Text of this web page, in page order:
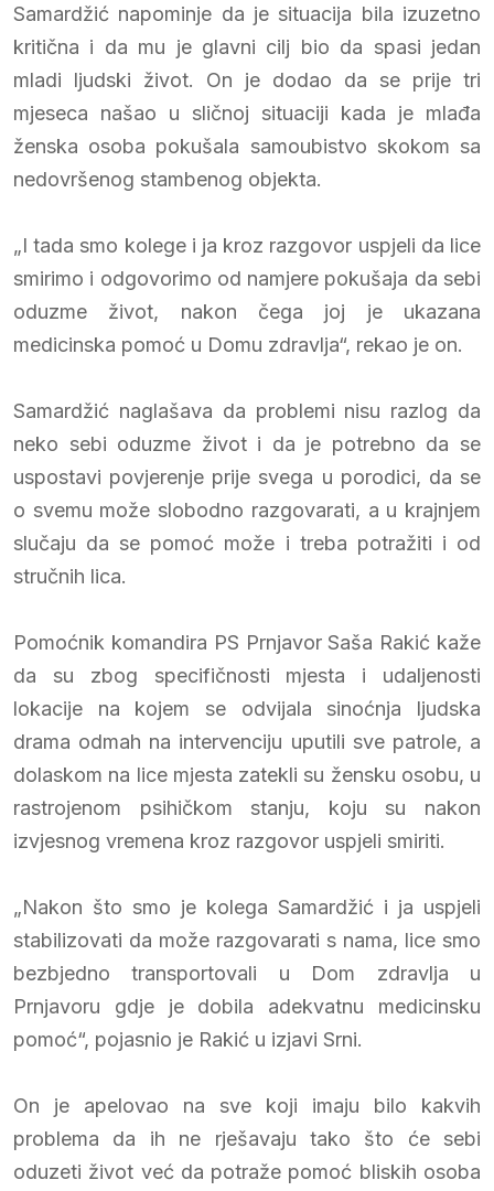
Samardžić napominje da je situacija bila izuzetno
kritična i da mu je glavni cilj bio da spasi jedan
mladi ljudski život. On je dodao da se prije tri
mjeseca našao u sličnoj situaciji kada je mlađa
ženska osoba pokušala samoubistvo skokom sa
nedovršenog stambenog objekta.
„I tada smo kolege i ja kroz razgovor uspjeli da lice
smirimo i odgovorimo od namjere pokušaja da sebi
oduzme život, nakon čega joj je ukazana
medicinska pomoć u Domu zdravlja“, rekao je on.
Samardžić naglašava da problemi nisu razlog da
neko sebi oduzme život i da je potrebno da se
uspostavi povjerenje prije svega u porodici, da se
o svemu može slobodno razgovarati, a u krajnjem
slučaju da se pomoć može i treba potražiti i od
stručnih lica.
Pomoćnik komandira PS Prnjavor Saša Rakić kaže
da su zbog specifičnosti mjesta i udaljenosti
lokacije na kojem se odvijala sinoćnja ljudska
drama odmah na intervenciju uputili sve patrole, a
dolaskom na lice mjesta zatekli su žensku osobu, u
rastrojenom psihičkom stanju, koju su nakon
izvjesnog vremena kroz razgovor uspjeli smiriti.
„Nakon što smo je kolega Samardžić i ja uspjeli
stabilizovati da može razgovarati s nama, lice smo
bezbjedno transportovali u Dom zdravlja u
Prnjavoru gdje je dobila adekvatnu medicinsku
pomoć“, pojasnio je Rakić u izjavi Srni.
On je apelovao na sve koji imaju bilo kakvih
problema da ih ne rješavaju tako što će sebi
oduzeti život već da potraže pomoć bliskih osoba